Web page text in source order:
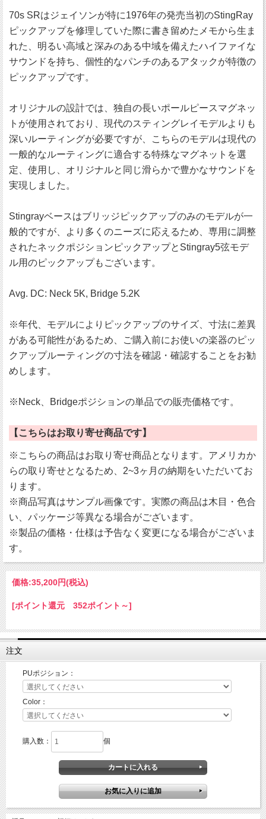
70s SRはジェイソンが特に1976年の発売当初のStingRay
ピックアップを修理していた際に書き留めたメモから生ま
れた、明るい高域と深みのある中域を備えたハイファイな
サウンドを持ち、個性的なパンチのあるアタックが特徴の
ピックアップです。
オリジナルの設計では、独自の長いポールピースマグネッ
トが使用されており、現代のスティングレイモデルよりも
深いルーティングが必要ですが、こちらのモデルは現代の
一般的なルーティングに適合する特殊なマグネットを選
定、使用し、オリジナルと同じ滑らかで豊かなサウンドを
実現しました。
Stingrayベースはブリッジピックアップのみのモデルが一
般的ですが、より多くのニーズに応えるため、専用に調整
されたネックポジションピックアップとStingray5弦モデ
ル用のピックアップもございます。
Avg. DC: Neck 5K, Bridge 5.2K
※年代、モデルによりピックアップのサイズ、寸法に差異
がある可能性があるため、ご購入前にお使いの楽器のピッ
クアップルーティングの寸法を確認・確認することをお勧
めします。
※Neck、Bridgeポジションの単品での販売価格です。
【こちらはお取り寄せ商品です】
※こちらの商品はお取り寄せ商品となります。アメリカか
らの取り寄せとなるため、2~3ヶ月の納期をいただいてお
ります。
※商品写真はサンプル画像です。実際の商品は木目・色合
い、パッケージ等異なる場合がございます。
※製品の価格・仕様は予告なく変更になる場合がございま
す。
価格:35,200円(税込)
[ポイント還元 352ポイント～]
注文
PUポジション：
Color：
購入数： 個